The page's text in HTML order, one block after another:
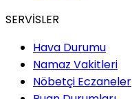
SERVİSLER
Hava Durumu
Namaz Vakitleri
Nöbetçi Eczaneler